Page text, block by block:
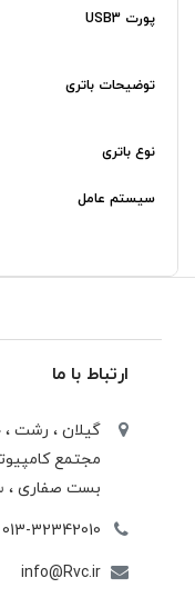
پورت USB3
توضیحات باتری
نوع باتری
سیستم عامل
ارتباط با ما
گیلان ، رشت ،
مجتمع
بست صفاری ،
013-32342010 (ساعت کاری 9 الی 20:30)
info@Rvc.ir